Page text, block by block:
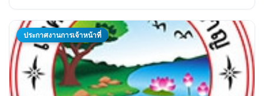
ประกาศงานการเจ้าหน้าที่